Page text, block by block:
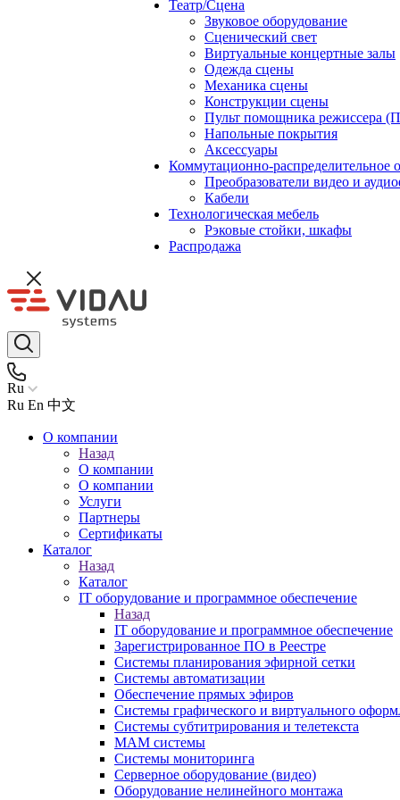
Театр/Сцена
Звуковое оборудование
Сценический свет
Виртуальные концертные залы
Одежда сцены
Механика сцены
Конструкции сцены
Пульт помощника режиссера
Напольные покрытия
Аксессуары
Коммутационно-распределительное
Преобразователи видео и
Кабели
Технологическая мебель
Рэковые стойки, шкафы
Распродажа
Ru
Ru En 中文
О компании
Назад
О компании
О компании
Услуги
Партнеры
Сертификаты
Каталог
Назад
Каталог
IT оборудование и программное обеспечение
Назад
IT оборудование и программное обеспечение
Зарегистрированное ПО в Реестре
Системы планирования эфирной сетки
Системы автоматизации
Обеспечение прямых эфиров
Системы графического и виртуального
Системы субтитрирования и телетекста
MAM системы
Системы мониторинга
Серверное оборудование (видео)
Оборудование нелинейного монтажа